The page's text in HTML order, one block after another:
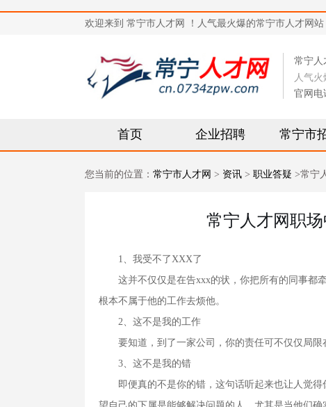
欢迎来到 常宁市人才网 ！人气最火爆的常宁市人才网站
常宁人
人气
官网电
首页 企业招聘 常宁市
您当前的位置： 常宁市人才网 > 资讯 > 职业答疑 >常宁
常宁人才网职
1、我受不了XXX了
这并不仅仅是在告xxx的状，你把所有的同事都牵
根本不属于他的工作去烦他。
2、这不是我的工作
要知道，到了一家公司，你的责任可不仅仅局限
3、这不是我的错
即便真的不是你的错，这句话听起来也让人觉得